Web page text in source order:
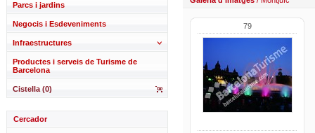
Parcs i jardins
Negocis i Esdeveniments
Infraestructures
Productes i serveis de Turisme de
Barcelona
Cistella (0)
Cercador
79